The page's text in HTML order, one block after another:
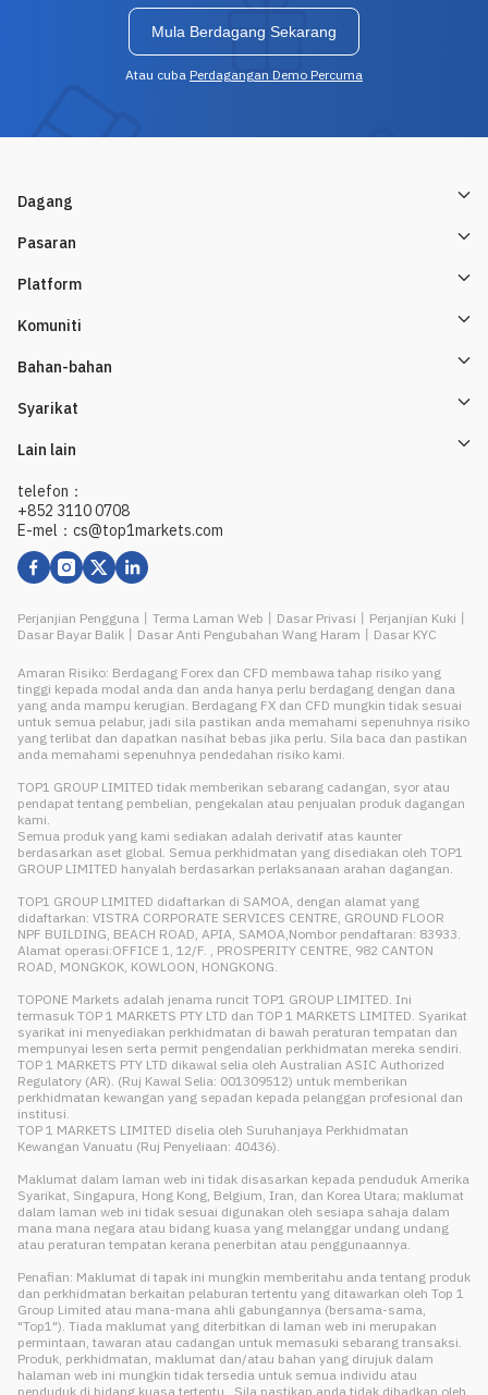
Mula Berdagang Sekarang
Atau cuba Perdagangan Demo Percuma
Dagang
Pasaran
Platform
Komuniti
Bahan-bahan
Syarikat
Lain lain
telefon：
+852 3110 0708
E-mel：cs@top1markets.com
Perjanjian Pengguna Terma Laman Web Dasar Privasi Perjanjian Kuki
Dasar Bayar Balik
Dasar Anti Pengubahan Wang Haram Dasar KYC
Amaran Risiko: Berdagang Forex dan CFD membawa tahap risiko yang
tinggi kepada modal anda dan anda hanya perlu berdagang dengan dana
yang anda mampu kerugian. Berdagang FX dan CFD mungkin tidak sesuai
untuk semua pelabur, jadi sila pastikan anda memahami sepenuhnya risiko
yang terlibat dan dapatkan nasihat bebas jika perlu. Sila baca dan pastikan
anda memahami sepenuhnya pendedahan risiko kami.
TOP1 GROUP LIMITED tidak memberikan sebarang cadangan, syor atau
pendapat tentang pembelian, pengekalan atau penjualan produk dagangan
kami.
Semua produk yang kami sediakan adalah derivatif atas kaunter
berdasarkan aset global. Semua perkhidmatan yang disediakan oleh TOP1
GROUP LIMITED hanyalah berdasarkan perlaksanaan arahan dagangan.
TOP1 GROUP LIMITED didaftarkan di SAMOA, dengan alamat yang
didaftarkan: VISTRA CORPORATE SERVICES CENTRE, GROUND FLOOR
NPF BUILDING, BEACH ROAD, APIA, SAMOA,Nombor pendaftaran: 83933.
Alamat operasi:OFFICE 1, 12/F. , PROSPERITY CENTRE, 982 CANTON
ROAD, MONGKOK, KOWLOON, HONGKONG.
TOPONE Markets adalah jenama runcit TOP1 GROUP LIMITED. Ini
termasuk TOP 1 MARKETS PTY LTD dan TOP 1 MARKETS LIMITED. Syarikat
syarikat ini menyediakan perkhidmatan di bawah peraturan tempatan dan
mempunyai lesen serta permit pengendalian perkhidmatan mereka sendiri.
TOP 1 MARKETS PTY LTD dikawal selia oleh Australian ASIC Authorized
Regulatory (AR). (Ruj Kawal Selia: 001309512) untuk memberikan
perkhidmatan kewangan yang sepadan kepada pelanggan profesional dan
institusi.
TOP 1 MARKETS LIMITED diselia oleh Suruhanjaya Perkhidmatan
Kewangan Vanuatu (Ruj Penyeliaan: 40436).
Maklumat dalam laman web ini tidak disasarkan kepada penduduk Amerika
Syarikat, Singapura, Hong Kong, Belgium, Iran, dan Korea Utara; maklumat
dalam laman web ini tidak sesuai digunakan oleh sesiapa sahaja dalam
mana mana negara atau bidang kuasa yang melanggar undang undang
atau peraturan tempatan kerana penerbitan atau penggunaannya.
Penafian: Maklumat di tapak ini mungkin memberitahu anda tentang produk
dan perkhidmatan berkaitan pelaburan tertentu yang ditawarkan oleh Top 1
Group Limited atau mana-mana ahli gabungannya (bersama-sama,
"Top1"). Tiada maklumat yang diterbitkan di laman web ini merupakan
permintaan, tawaran atau cadangan untuk memasuki sebarang transaksi.
Produk, perkhidmatan, maklumat dan/atau bahan yang dirujuk dalam
halaman web ini mungkin tidak tersedia untuk semua individu atau
penduduk di bidang kuasa tertentu . Sila pastikan anda tidak dihadkan oleh